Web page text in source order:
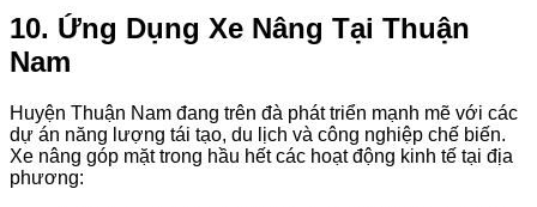
10. Ứng Dụng Xe Nâng Tại Thuận
Nam
Huyện Thuận Nam đang trên đà phát triển mạnh mẽ với các
dự án năng lượng tái tạo, du lịch và công nghiệp chế biến.
Xe nâng góp mặt trong hầu hết các hoạt động kinh tế tại địa
phương: